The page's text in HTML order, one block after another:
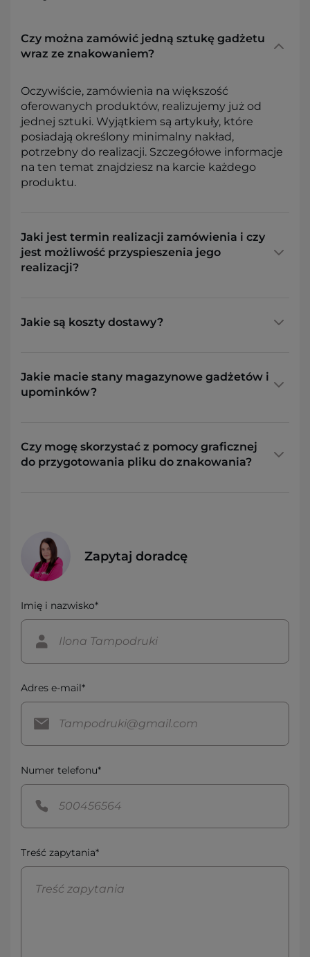
Czy można zamówić jedną sztukę gadżetu
wraz ze znakowaniem?
Oczywiście, zamówienia na większość
oferowanych produktów, realizujemy już od
jednej sztuki. Wyjątkiem są artykuły, które
posiadają określony minimalny nakład,
potrzebny do realizacji. Szczegółowe informacje
na ten temat znajdziesz na karcie każdego
produktu.
Jaki jest termin realizacji zamówienia i czy
jest możliwość przyspieszenia jego
realizacji?
Jakie są koszty dostawy?
Jakie macie stany magazynowe gadżetów i
upominków?
Czy mogę skorzystać z pomocy graficznej
do przygotowania pliku do znakowania?
Zapytaj doradcę
Imię i nazwisko*
Adres e-mail*
Numer telefonu*
Treść zapytania*